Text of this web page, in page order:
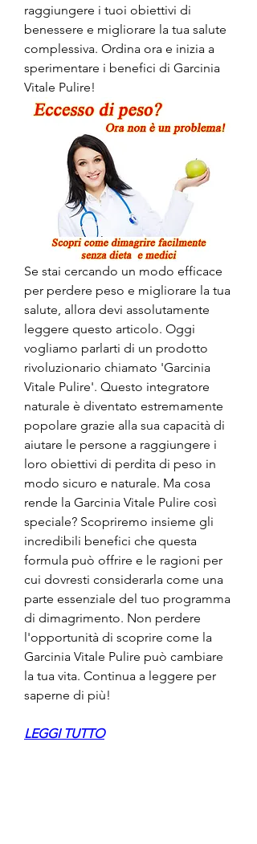
raggiungere i tuoi obiettivi di
benessere e migliorare la tua salute
complessiva. Ordina ora e inizia a
sperimentare i benefici di Garcinia
Vitale Pulire!
Se stai cercando un modo efficace
per perdere peso e migliorare la tua
salute, allora devi assolutamente
leggere questo articolo. Oggi
vogliamo parlarti di un prodotto
rivoluzionario chiamato 'Garcinia
Vitale Pulire'. Questo integratore
naturale è diventato estremamente
popolare grazie alla sua capacità di
aiutare le persone a raggiungere i
loro obiettivi di perdita di peso in
modo sicuro e naturale. Ma cosa
rende la Garcinia Vitale Pulire così
speciale? Scopriremo insieme gli
incredibili benefici che questa
formula può offrire e le ragioni per
cui dovresti considerarla come una
parte essenziale del tuo programma
di dimagrimento. Non perdere
l'opportunità di scoprire come la
Garcinia Vitale Pulire può cambiare
la tua vita. Continua a leggere per
saperne di più!
LEGGI TUTTO